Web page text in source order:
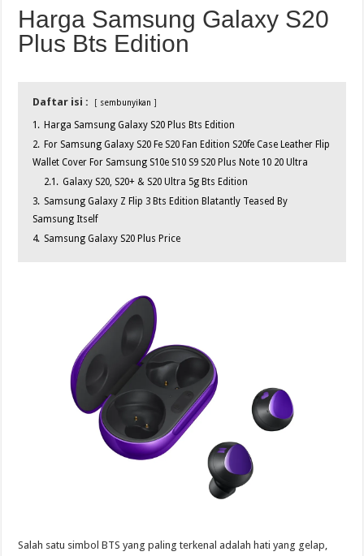
Harga Samsung Galaxy S20
Plus Bts Edition
Daftar isi : sembunyikan
1. Harga Samsung Galaxy S20 Plus Bts Edition
2. For Samsung Galaxy S20 Fe S20 Fan Edition S20fe Case Leather Flip
Wallet Cover For Samsung S10e S10 S9 S20 Plus Note 10 20 Ultra
2.1. Galaxy S20, S20+ & S20 Ultra 5g Bts Edition
3. Samsung Galaxy Z Flip 3 Bts Edition Blatantly Teased By
Samsung Itself
4. Samsung Galaxy S20 Plus Price
Salah satu simbol BTS yang paling terkenal adalah hati yang gelap,